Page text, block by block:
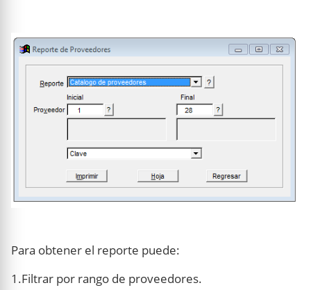
Para obtener el reporte puede:
1.Filtrar por rango de proveedores.